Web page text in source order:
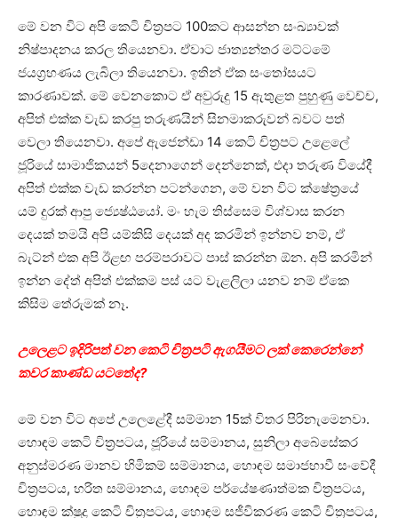
මේ වන විට අපි කෙටි චිත්‍රපට 100කට ආසන්න සංඛ්‍යාවක්
නිෂ්පාදනය කරල තියෙනවා. ඒවාට ජාත්‍යන්තර මට්ටමේ
ජයග්‍රහණය ලැබිලා තියෙනවා. ඉතින් ඒක සංතෝසයට
කාරණාවක්. මේ වෙනකොට ඒ අවුරුදු 15 ඇතුළත පුහුණු වෙච්ච,
අපිත් එක්ක වැඩ කරපු තරුණයින් සිනමාකරුවන් බවට පත්
වෙලා තියෙනවා. අපේ ඇජෙන්ඩා 14 කෙටි චිත්‍රපට උළෙලේ
ජූරියේ සාමාජිකයන් 5දෙනාගෙන් දෙන්නෙක්, එදා තරුණ වියේදී
අපිත් එක්ක වැඩ කරන්න පටන්ගෙන, මේ වන විට ක්ෂේත්‍රයේ
යම් දුරක් ආපු ජ්‍යෙෂ්ඨයෝ. මං හැම තිස්සෙම විශ්වාස කරන
දෙයක් තමයි අපි යම්කිසි දෙයක් අද කරමින් ඉන්නව නම්, ඒ
බැට්න් එක අපි ඊළඟ පරම්පරාවට පාස් කරන්න ඕන. අපි කරමින්
ඉන්න දේත් අපිත් එක්කම පස් යට වැළලිලා යනව නම් ඒකෙ
කිසිම තේරුමක් නෑ.
උලෙළට ඉදිරිපත් වන කෙටි චිත්‍රපටි ඇගයීමට ලක් කෙරෙන්නේ
කවර කාණ්ඩ යටතේද?
මේ වන විට අපේ උලෙළේදී සම්මාන 15ක් විතර පිරිනැමෙනවා.
හොඳම කෙටි චිත්‍රපටය, ජූරියේ සම්මානය, සුනිලා අබේසේකර
අනුස්මරණ මානව හිමිකම් සම්මානය, හොඳම සමාජභාවී සංවේදී
චිත්‍රපටය, හරිත සම්මානය, හොඳම පර්යේෂණාත්මක චිත්‍රපටය,
හොඳම ක්ෂුද්‍ර කෙටි චිත්‍රපටය, හොඳම සජීවිකරණ කෙටි චිත්‍රපටය,